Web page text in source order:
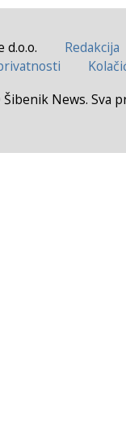
d.o.o. Redakcija
News. Sva